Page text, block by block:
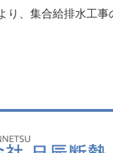
り、集合給排水工